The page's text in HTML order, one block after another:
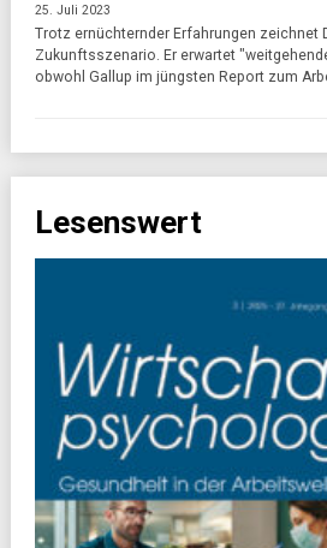
25. Juli 2023
Trotz ernüchternder Erfahrungen zeichnet
Zukunftsszenario. Er erwartet
obwohl Gallup im jüngsten Report zum
Lesenswert